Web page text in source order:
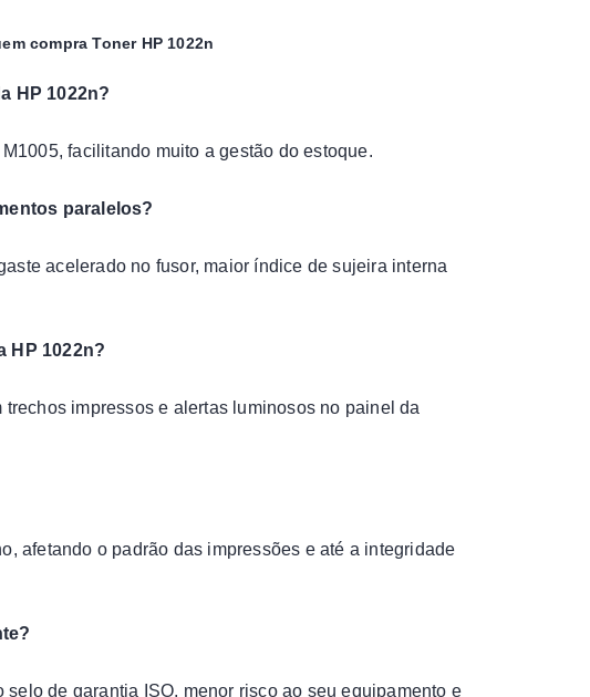
compra Toner HP 1022n
HP 1022n?
facilitando muito a gestão do estoque.
paralelos?
acelerado no fusor, maior índice de sujeira interna
HP 1022n?
impressos e alertas luminosos no painel da
afetando o padrão das impressões e até a integridade
de garantia ISO, menor risco ao seu equipamento e